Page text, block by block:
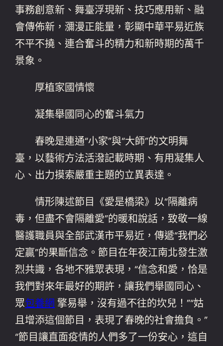
事務創意新、舞臺浮現新、技巧應用新、融
會傳佈新，瀰漫正能量，彰顯中華平易近族
不平不撓、連合奮斗的精力和新時期的萬千
景象。
厚植家國情懷
凝集舉國同心的奮斗氣力
春晚是連通“小家”與“大師”的文明舞
臺，以藝術方法活潑記載時期、有用凝集人
心、出力摸索嚴重主題的立異表達。
情形陳述節目《愛是橋梁》以“隔離病
毒，但盡不會隔離愛”的暖和說話，致敬一線
醫護職員與全部武漢市平易近，傳遞“我們必
定贏”的果斷信念。節目在年夜江南北發生激
烈共識，各地不雅眾表現，“信念和愛，恰是
我們對來年最好的期許，讓我們舉國同心、
眾包養網 擎易舉，沒有過不往的坎兒！”“姑
且增添這個節目，表現了春晚的社會擔負。”
“節目讓直面疫情的人們多了一份安心，這自